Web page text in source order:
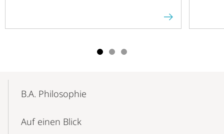
NavigationB.A. Philosophie
Auf einen Blick